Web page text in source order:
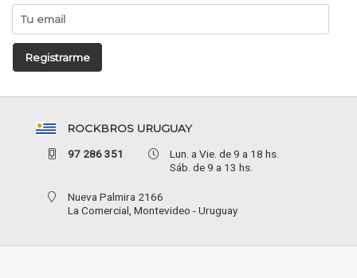
Registrarme
ROCKBROS URUGUAY
97 286 351
Lun. a Vie. de 9 a 18 hs.
Sáb. de 9 a 13 hs.
Nueva Palmira 2166
La Comercial, Montevideo - Uruguay